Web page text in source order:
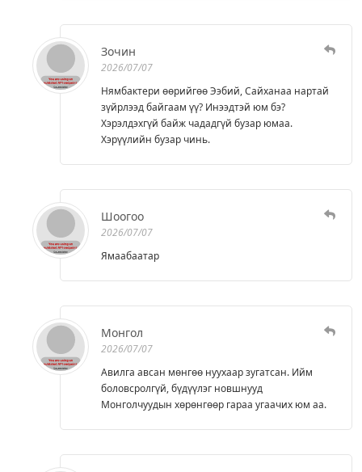
Зочин
2026/07/07
Нямбактери өөрийгөө Ээбий, Сайханаа нартай
зүйрлээд байгаам үү? Инээдтэй юм бэ?
Хэрэлдэхгүй байж чададгүй бузар юмаа.
Хэрүүлийн бузар чинь.
Шоогоо
2026/07/07
Ямаабаатар
Монгол
2026/07/07
Авилга авсан мөнгөө нуухаар зугатсан. Ийм
боловсролгүй, бүдүүлэг новшнууд
Монголчуудын хөрөнгөөр гараа угаачих юм аа.